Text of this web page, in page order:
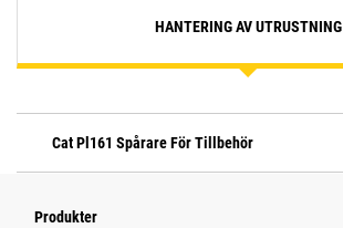
HANTERING AV UTRUSTNING
Cat Pl161 Spårare För Tillbehör
Produkter